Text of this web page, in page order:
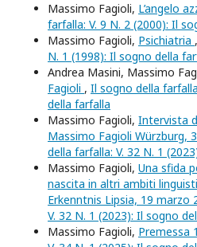
Massimo Fagioli, L’angelo
farfalla: V. 9 N. 2 (2000): Il
Massimo Fagioli, Psichiatria ,
N. 1 (1998): Il sogno della
Andrea Masini, Massimo
Fagioli , Il sogno della
della farfalla
Massimo Fagioli, Intervista
Massimo Fagioli Würzburg,
della farfalla: V. 32 N. 1
Massimo Fagioli, Una sfida
nascita in altri ambiti
Erkenntnis Lipsia, 19 marzo
V. 32 N. 1 (2023): Il sogno
Massimo Fagioli, Premessa